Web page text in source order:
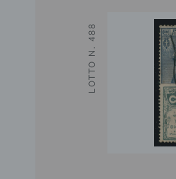
LOTTO N. 488